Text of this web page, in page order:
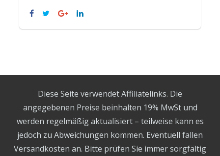
Diese Seite verwendet Affiliatelinks. Die
angegebenen Preise beinhalten 19% MwSt und
werden regelmäßig aktualisiert – teilweise kann es
jedoch zu Abweichungen kommen. Eventuell fallen
Versandkosten an. Bitte prüfen Sie immer sorgfältig